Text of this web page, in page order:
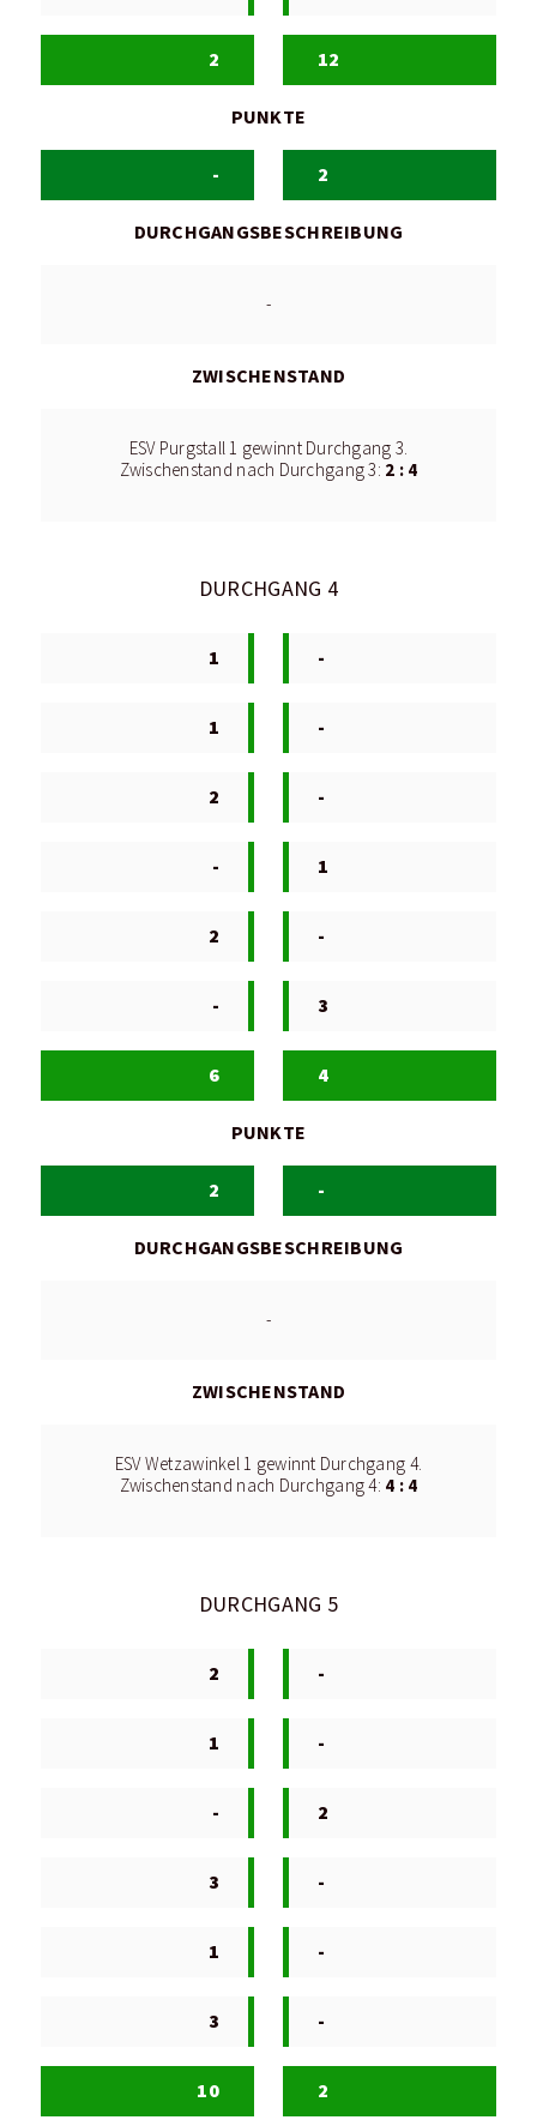
2 12
PUNKTE
- 2
DURCHGANGSBESCHREIBUNG
-
ZWISCHENSTAND
ESV Purgstall 1 gewinnt Durchgang 3.
Zwischenstand nach Durchgang 3: 2 : 4
DURCHGANG 4
1 -
1 -
2 -
- 1
2 -
- 3
6 4
PUNKTE
2 -
DURCHGANGSBESCHREIBUNG
-
ZWISCHENSTAND
ESV Wetzawinkel 1 gewinnt Durchgang 4.
Zwischenstand nach Durchgang 4: 4 : 4
DURCHGANG 5
2 -
1 -
- 2
3 -
1 -
3 -
10 2